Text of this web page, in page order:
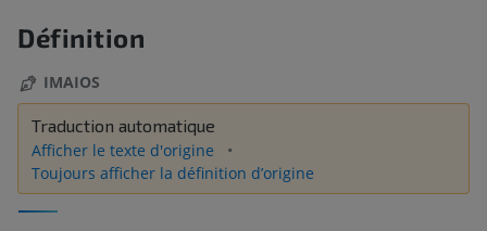
Définition
IMAIOS
Traduction automatique
Afficher le texte d'origine
Toujours afficher la définition d’origine